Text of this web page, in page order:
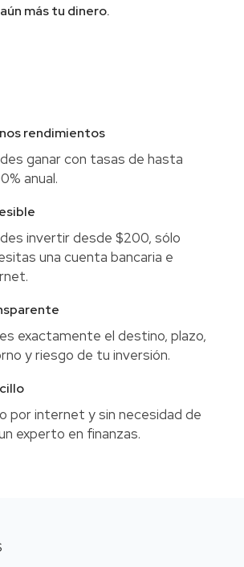
más tu dinero.
rendimientos
ganar con tasas de hasta
anual.
invertir desde $200, sólo
una cuenta bancaria e
exactamente el destino, plazo,
y riesgo de tu inversión.
por internet y sin necesidad de
experto en finanzas.